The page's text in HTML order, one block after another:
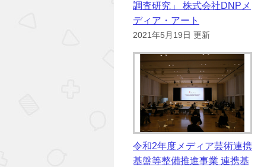
調査研究」 株式会社DNPメ
ディア・アート
2021年5月19日 更新
令和2年度メディア芸術連携
基盤等整備推進事業 連携基